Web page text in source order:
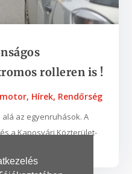
rolleren is !
, Hírek, Rendőrség
az egyenruhások. A
a Kaposvári Közterület-